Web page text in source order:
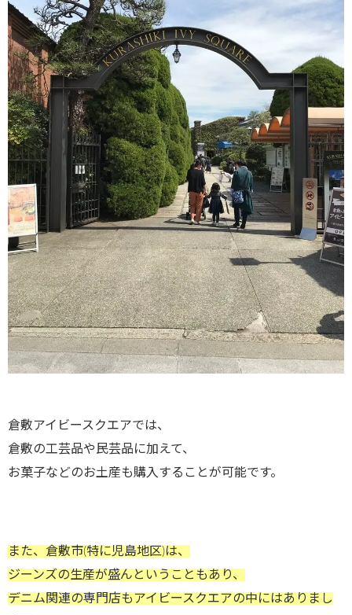
倉敷アイビースクエアでは、
倉敷の工芸品や民芸品に加えて、
お菓子などのお土産も購入することが可能です。
また、倉敷市(特に児島地区)は、
ジーンズの生産が盛んということもあり、
デニム関連の専門店もアイビースクエアの中にはありまし